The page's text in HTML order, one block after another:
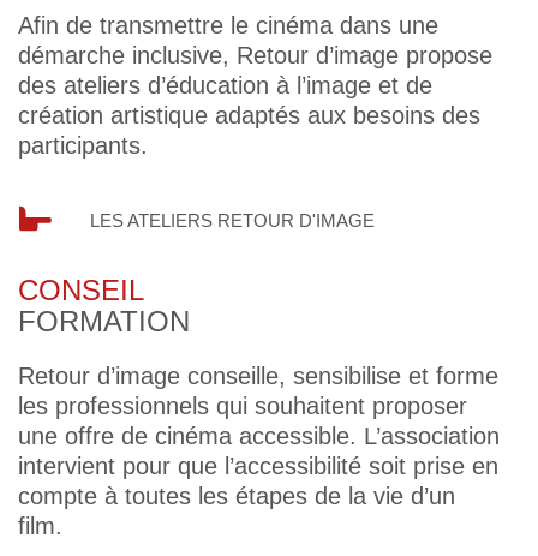
Afin de transmettre le cinéma dans une
démarche inclusive, Retour d’image propose
des ateliers d’éducation à l’image et de
création artistique adaptés aux besoins des
participants.
LES ATELIERS RETOUR D'IMAGE
CONSEIL
FORMATION
Retour d’image conseille, sensibilise et forme
les professionnels qui souhaitent proposer
une offre de cinéma accessible. L’association
intervient pour que l’accessibilité soit prise en
compte à toutes les étapes de la vie d’un
film.